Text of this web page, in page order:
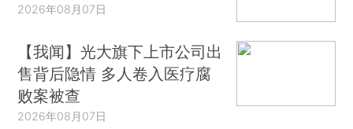
2026年08月07日
【我闻】光大旗下上市公司出
售背后隐情 多人卷入医疗腐
败案被查
2026年08月07日